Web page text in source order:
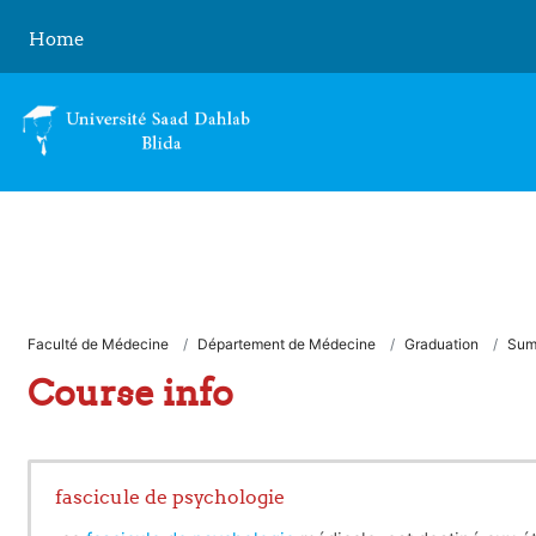
Home
Faculté de Médecine Département de Médecine Graduation
Course info
fascicule de psychologie